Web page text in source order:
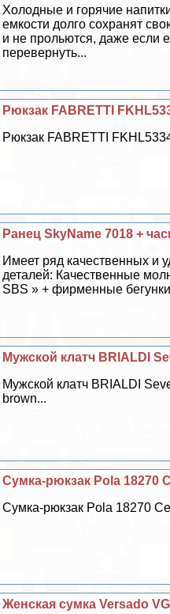
Холодные и горячие
емкости долго сохранят
и не прольются, даже если
перевернуть...
Рюкзак FABRETTI
Рюкзак FABRETTI
Ранец SkyName 7018 +
Имеет ряд качественных и
деталей: Качественные
SBS » + фирменные
Мужской клатч BRIALDI
Мужской клатч BRIALDI
brown...
Сумка-рюкзак Pola 18270
Сумка-рюкзак Pola 18270
Женская сумка Versado